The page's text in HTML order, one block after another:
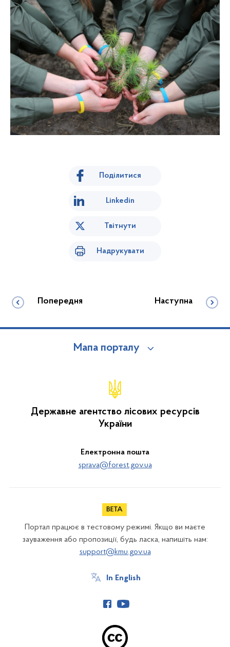
Поділитися
Linkedin
Твітнути
Надрукувати
Попередня Наступна
Мапа порталу
Державне агентство лісових ресурсів
України
Електронна пошта
sprava@forest.gov.ua
Портал працює в тестовому режимі. Якщо ви маєте
зауваження або пропозиції, будь ласка, напишіть нам:
support@kmu.gov.ua
In English